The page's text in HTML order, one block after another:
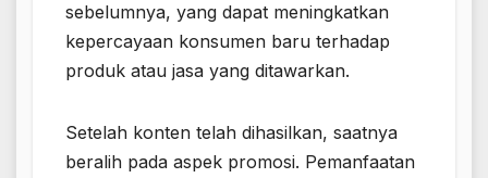
sebelumnya, yang dapat meningkatkan
kepercayaan konsumen baru terhadap
produk atau jasa yang ditawarkan.
Setelah konten telah dihasilkan, saatnya
beralih pada aspek promosi. Pemanfaatan